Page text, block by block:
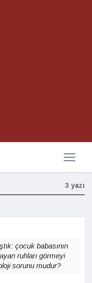
3 yazı
çocuk babasının
ruhları görmeyi
sorunu mudur?